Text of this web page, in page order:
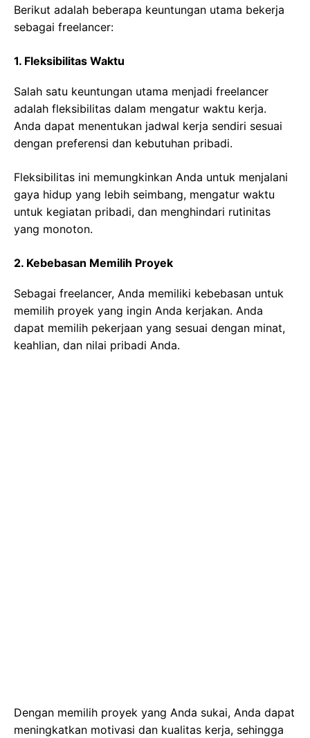
Berikut adalah beberapa keuntungan utama bekerja
sebagai freelancer:
1. Fleksibilitas Waktu
Salah satu keuntungan utama menjadi freelancer
adalah fleksibilitas dalam mengatur waktu kerja.
Anda dapat menentukan jadwal kerja sendiri sesuai
dengan preferensi dan kebutuhan pribadi.
Fleksibilitas ini memungkinkan Anda untuk menjalani
gaya hidup yang lebih seimbang, mengatur waktu
untuk kegiatan pribadi, dan menghindari rutinitas
yang monoton.
2. Kebebasan Memilih Proyek
Sebagai freelancer, Anda memiliki kebebasan untuk
memilih proyek yang ingin Anda kerjakan. Anda
dapat memilih pekerjaan yang sesuai dengan minat,
keahlian, dan nilai pribadi Anda.
Dengan memilih proyek yang Anda sukai, Anda dapat
meningkatkan motivasi dan kualitas kerja, sehingga